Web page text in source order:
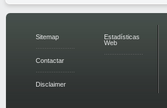
Sitemap
Contactar
Disclaimer
Estadísticas
Web